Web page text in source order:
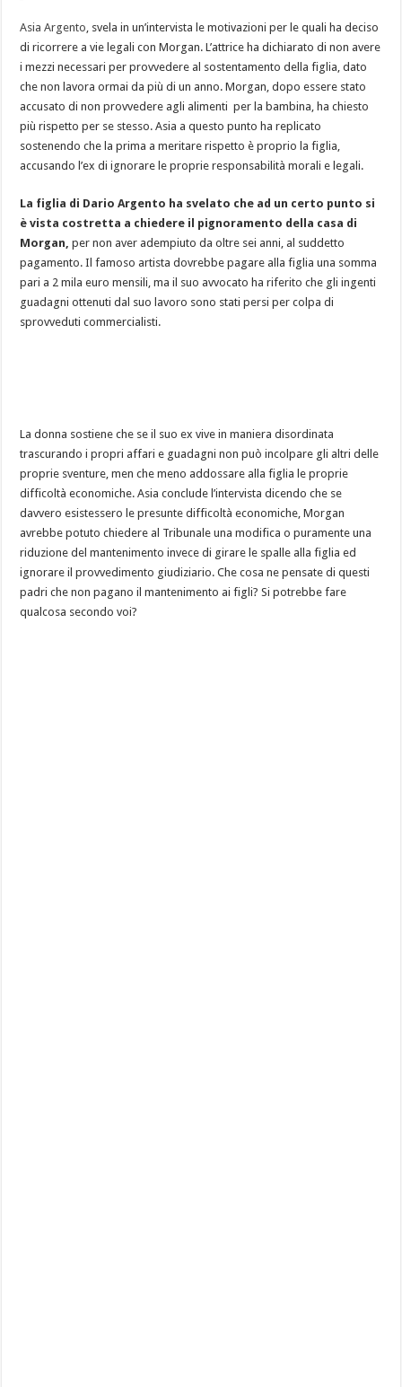
Asia Argento, svela in un’intervista le motivazioni per le quali ha deciso
di ricorrere a vie legali con Morgan. L’attrice ha dichiarato di non avere
i mezzi necessari per provvedere al sostentamento della figlia, dato
che non lavora ormai da più di un anno. Morgan, dopo essere stato
accusato di non provvedere agli alimenti per la bambina, ha chiesto
più rispetto per se stesso. Asia a questo punto ha replicato
sostenendo che la prima a meritare rispetto è proprio la figlia,
accusando l’ex di ignorare le proprie responsabilità morali e legali.
La figlia di Dario Argento ha svelato che ad un certo punto si
è vista costretta a chiedere il pignoramento della casa di
Morgan, per non aver adempiuto da oltre sei anni, al suddetto
pagamento. Il famoso artista dovrebbe pagare alla figlia una somma
pari a 2 mila euro mensili, ma il suo avvocato ha riferito che gli ingenti
guadagni ottenuti dal suo lavoro sono stati persi per colpa di
sprovveduti commercialisti.
La donna sostiene che se il suo ex vive in maniera disordinata
trascurando i propri affari e guadagni non può incolpare gli altri delle
proprie sventure, men che meno addossare alla figlia le proprie
difficoltà economiche. Asia conclude l’intervista dicendo che se
davvero esistessero le presunte difficoltà economiche, Morgan
avrebbe potuto chiedere al Tribunale una modifica o puramente una
riduzione del mantenimento invece di girare le spalle alla figlia ed
ignorare il provvedimento giudiziario. Che cosa ne pensate di questi
padri che non pagano il mantenimento ai figli? Si potrebbe fare
qualcosa secondo voi?